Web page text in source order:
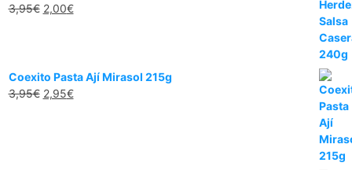
3,95€ 2,00€
Coexito Pasta Ají Mirasol 215g
3,95€ 2,95€